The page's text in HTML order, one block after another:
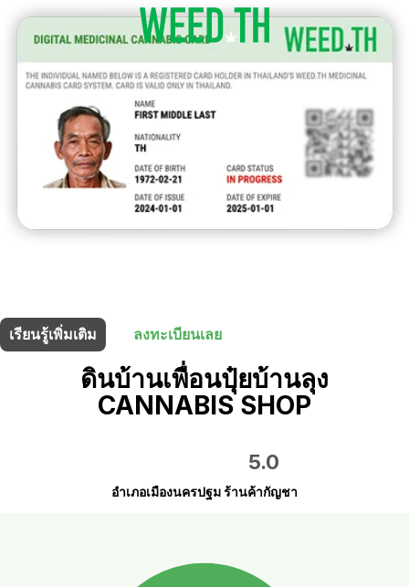
เรียนรู้เพิ่มเติม
ลงทะเบียนเลย
ดินบ้านเพื่อนปุ๋ยบ้านลุง
CANNABIS SHOP
5.0
อำเภอเมืองนครปฐม ร้านค้ากัญชา